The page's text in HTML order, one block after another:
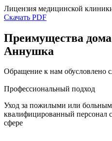
Лицензия медицинской
Скачать PDF
Преимущества
Аннушка
Обращение к нам обусловлено
Профессиональный подход
Уход за пожилыми или
квалифицированный персонал
сфере